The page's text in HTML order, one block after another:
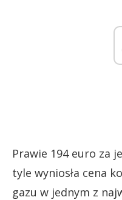
Prawie 194 euro za
tyle wyniosła cena
gazu w jednym z